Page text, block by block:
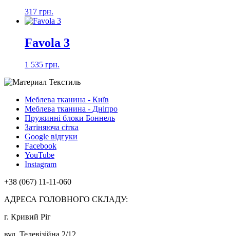
317 грн.
Favola 3
1 535 грн.
Меблева тканина - Київ
Меблева тканина - Дніпро
Пружинні блоки Боннель
Затіняюча сітка
Google відгуки
Facebook
YouTube
Instagram
+38 (067) 11-11-060
АДРЕСА ГОЛОВНОГО СКЛАДУ:
г. Кривий Ріг
вул. Телевізійна 2/12